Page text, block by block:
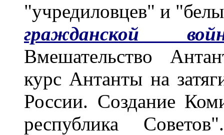
"учредиловцев" и
гражданской
Вмешательство
курс Антанты на
России. Создание
республика